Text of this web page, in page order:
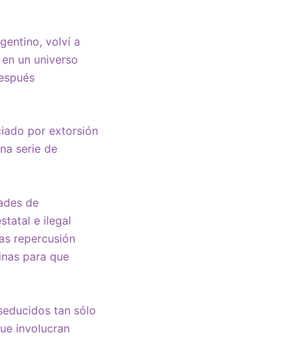
volví a
un universo
por extorsión
serie de
de
e ilegal
repercusión
para que
tan sólo
involucran